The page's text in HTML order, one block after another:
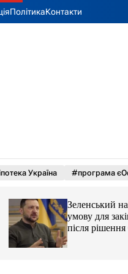
ПолітикаКонтакти
Україна #програма
Зеленський
умову для
після рішення